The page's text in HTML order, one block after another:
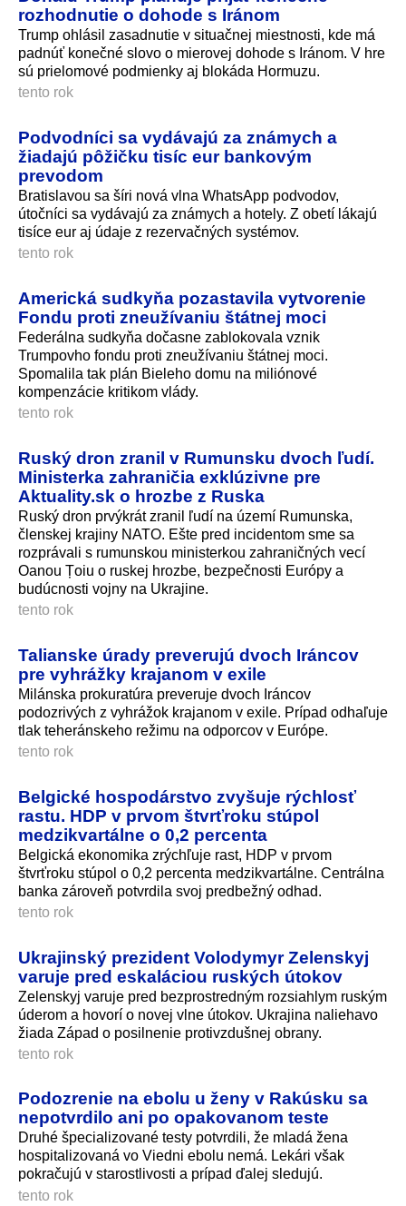
rozhodnutie o dohode s Iránom
Trump ohlásil zasadnutie v situačnej miestnosti, kde má
padnúť konečné slovo o mierovej dohode s Iránom. V hre
sú prielomové podmienky aj blokáda Hormuzu.
tento rok
Podvodníci sa vydávajú za známych a
žiadajú pôžičku tisíc eur bankovým
prevodom
Bratislavou sa šíri nová vlna WhatsApp podvodov,
útočníci sa vydávajú za známych a hotely. Z obetí lákajú
tisíce eur aj údaje z rezervačných systémov.
tento rok
Americká sudkyňa pozastavila vytvorenie
Fondu proti zneužívaniu štátnej moci
Federálna sudkyňa dočasne zablokovala vznik
Trumpovho fondu proti zneužívaniu štátnej moci.
Spomalila tak plán Bieleho domu na miliónové
kompenzácie kritikom vlády.
tento rok
Ruský dron zranil v Rumunsku dvoch ľudí.
Ministerka zahraničia exklúzivne pre
Aktuality.sk o hrozbe z Ruska
Ruský dron prvýkrát zranil ľudí na území Rumunska,
členskej krajiny NATO. Ešte pred incidentom sme sa
rozprávali s rumunskou ministerkou zahraničných vecí
Oanou Țoiu o ruskej hrozbe, bezpečnosti Európy a
budúcnosti vojny na Ukrajine.
tento rok
Talianske úrady preverujú dvoch Iráncov
pre vyhrážky krajanom v exile
Milánska prokuratúra preveruje dvoch Iráncov
podozrivých z vyhrážok krajanom v exile. Prípad odhaľuje
tlak teheránskeho režimu na odporcov v Európe.
tento rok
Belgické hospodárstvo zvyšuje rýchlosť
rastu. HDP v prvom štvrťroku stúpol
medzikvartálne o 0,2 percenta
Belgická ekonomika zrýchľuje rast, HDP v prvom
štvrťroku stúpol o 0,2 percenta medzikvartálne. Centrálna
banka zároveň potvrdila svoj predbežný odhad.
tento rok
Ukrajinský prezident Volodymyr Zelenskyj
varuje pred eskaláciou ruských útokov
Zelenskyj varuje pred bezprostredným rozsiahlym ruským
úderom a hovorí o novej vlne útokov. Ukrajina naliehavo
žiada Západ o posilnenie protivzdušnej obrany.
tento rok
Podozrenie na ebolu u ženy v Rakúsku sa
nepotvrdilo ani po opakovanom teste
Druhé špecializované testy potvrdili, že mladá žena
hospitalizovaná vo Viedni ebolu nemá. Lekári však
pokračujú v starostlivosti a prípad ďalej sledujú.
tento rok